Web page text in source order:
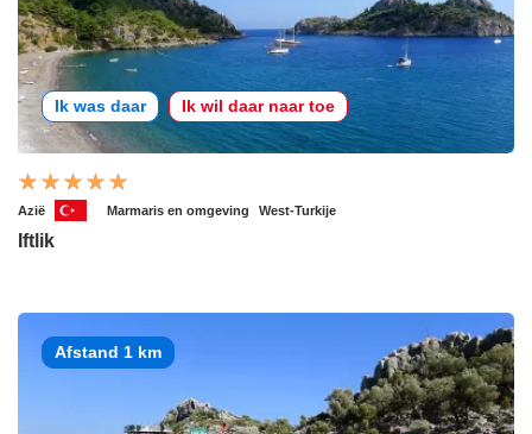
Ik was daar Ik wil daar naar toe
Azië Marmaris en omgeving West-Turkije
Iftlik
Afstand 1 km